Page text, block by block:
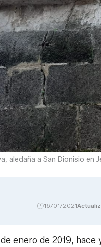
aledaña a San Dionisio en
16/01/2021
enero de 2019,